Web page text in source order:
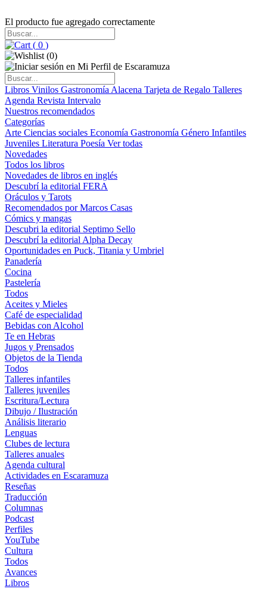
El producto fue agregado correctamente
( 0 )
(0)
Libros Vinilos Gastronomía Alacena Tarjeta de Regalo Talleres
Agenda Revista Intervalo
Nuestros recomendados
Categorías
Arte Ciencias sociales Economía Gastronomía Género Infantiles
Juveniles Literatura Poesía Ver todas
Novedades
Todos los libros
Novedades de libros en inglés
Descubrí la editorial FERA
Oráculos y Tarots
Recomendados por Marcos Casas
Cómics y mangas
Descubri la editorial Septimo Sello
Descubrí la editorial Alpha Decay
Oportunidades en Puck, Titania y Umbriel
Panadería
Cocina
Pastelería
Todos
Aceites y Mieles
Café de especialidad
Bebidas con Alcohol
Te en Hebras
Jugos y Prensados
Objetos de la Tienda
Todos
Talleres infantiles
Talleres juveniles
Escritura/Lectura
Dibujo / Ilustración
Análisis literario
Lenguas
Clubes de lectura
Talleres anuales
Agenda cultural
Actividades en Escaramuza
Reseñas
Traducción
Columnas
Podcast
Perfiles
YouTube
Cultura
Todos
Avances
Libros